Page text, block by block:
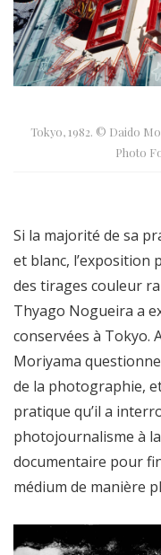
Tokyo, 1982. © Daido
Photo
Si la majorité de sa
et blanc, l’exposition
des tirages couleur
Thyago Nogueira a
conservées à Tokyo.
Moriyama
de la photographie,
pratique qu’il a
photojournalisme à
documentaire pour
médium de manière